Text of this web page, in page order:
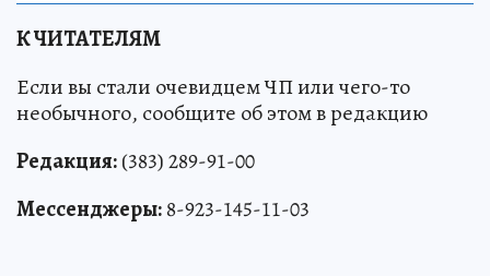
К ЧИТАТЕЛЯМ
Если вы стали очевидцем ЧП или чего-то
необычного, сообщите об этом в редакцию
Редакция:(383) 289-91-00
Мессенджеры:8-923-145-11-03